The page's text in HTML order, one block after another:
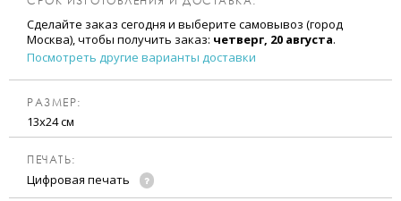
Сделайте заказ сегодня и выберите самовывоз (город
Москва), чтобы получить заказ: четверг, 20 августа.
Посмотреть другие варианты доставки
РАЗМЕР:
13х24 см
ПЕЧАТЬ:
Цифровая печать